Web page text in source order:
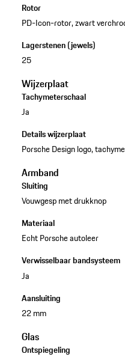
Rotor
PD-Icon-rotor, zwart
Lagerstenen (jewels)
25
Wijzerplaat
Tachymeterschaal
Ja
Details wijzerplaat
Porsche Design logo,
Armband
Sluiting
Vouwgesp met drukknop
Materiaal
Echt Porsche autoleer
Verwisselbaar bandsysteem
Ja
Aansluiting
22 mm
Glas
Ontspiegeling